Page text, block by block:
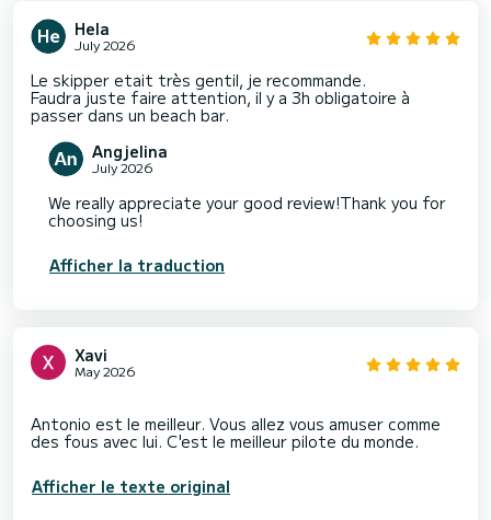
Hela
July 2026
Le skipper etait très gentil, je recommande.
Faudra juste faire attention, il y a 3h obligatoire à
passer dans un beach bar.
Angjelina
July 2026
We really appreciate your good review!Thank you for
choosing us!
Afficher la traduction
Xavi
May 2026
Antonio est le meilleur. Vous allez vous amuser comme
Afficher le texte original